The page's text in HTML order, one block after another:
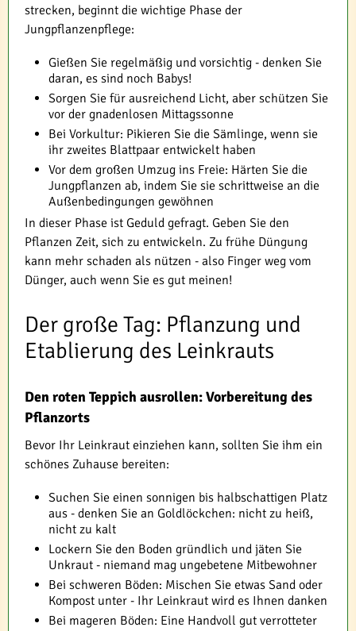
strecken, beginnt die wichtige Phase der
Jungpflanzenpflege:
Gießen Sie regelmäßig und vorsichtig - denken Sie
daran, es sind noch Babys!
Sorgen Sie für ausreichend Licht, aber schützen Sie
vor der gnadenlosen Mittagssonne
Bei Vorkultur: Pikieren Sie die Sämlinge, wenn sie
ihr zweites Blattpaar entwickelt haben
Vor dem großen Umzug ins Freie: Härten Sie die
Jungpflanzen ab, indem Sie sie schrittweise an die
Außenbedingungen gewöhnen
In dieser Phase ist Geduld gefragt. Geben Sie den
Pflanzen Zeit, sich zu entwickeln. Zu frühe Düngung
kann mehr schaden als nützen - also Finger weg vom
Dünger, auch wenn Sie es gut meinen!
Der große Tag: Pflanzung und
Etablierung des Leinkrauts
Den roten Teppich ausrollen: Vorbereitung des
Pflanzorts
Bevor Ihr Leinkraut einziehen kann, sollten Sie ihm ein
schönes Zuhause bereiten:
Suchen Sie einen sonnigen bis halbschattigen Platz
aus - denken Sie an Goldlöckchen: nicht zu heiß,
nicht zu kalt
Lockern Sie den Boden gründlich und jäten Sie
Unkraut - niemand mag ungebetene Mitbewohner
Bei schweren Böden: Mischen Sie etwas Sand oder
Kompost unter - Ihr Leinkraut wird es Ihnen danken
Bei mageren Böden: Eine Handvoll gut verrotteter